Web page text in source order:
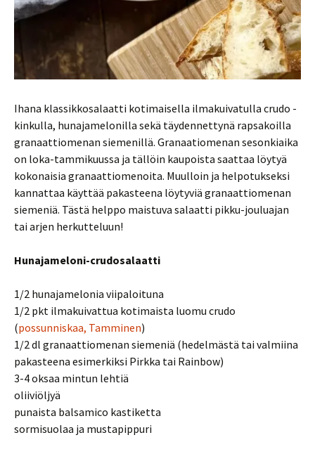
Ihana klassikkosalaatti kotimaisella ilmakuivatulla crudo -
kinkulla, hunajamelonilla sekä täydennettynä rapsakoilla
granaattiomenan siemenillä. Granaatiomenan sesonkiaika
on loka-tammikuussa ja tällöin kaupoista saattaa löytyä
kokonaisia granaattiomenoita. Muulloin ja helpotukseksi
kannattaa käyttää pakasteena löytyviä granaattiomenan
siemeniä. Tästä helppo maistuva salaatti pikku-jouluajan
tai arjen herkutteluun!
Hunajameloni-crudosalaatti
1/2 hunajamelonia viipaloituna
1/2 pkt ilmakuivattua kotimaista luomu crudo
(possunniskaa, Tamminen)
1/2 dl granaattiomenan siemeniä (hedelmästä tai valmiina
pakasteena esimerkiksi Pirkka tai Rainbow)
3-4 oksaa mintun lehtiä
oliiviöljyä
punaista balsamico kastiketta
sormisuolaa ja mustapippuri